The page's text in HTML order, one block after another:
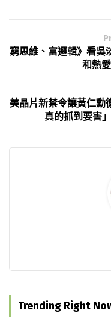
窮思維、富邏輯》看
和熱
美晶片新禁令讓黃仁勳
真的抓到要害
Trending Right